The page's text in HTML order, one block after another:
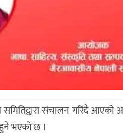
संचालन गरिंदै आएको
भएको छ ।